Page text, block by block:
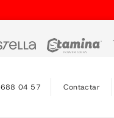
04 57 Contactar